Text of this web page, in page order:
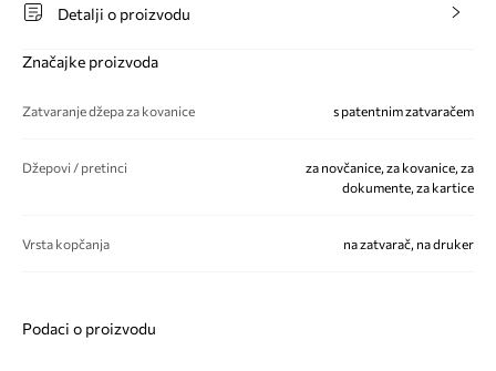
Detalji o proizvodu
Značajke proizvoda
Zatvaranje džepa za kovanice s patentnim zatvaračem
Džepovi / pretinci
za novčanice, za kovanice, za
dokumente, za kartice
Vrsta kopčanja na zatvarač, na druker
Podaci o proizvodu